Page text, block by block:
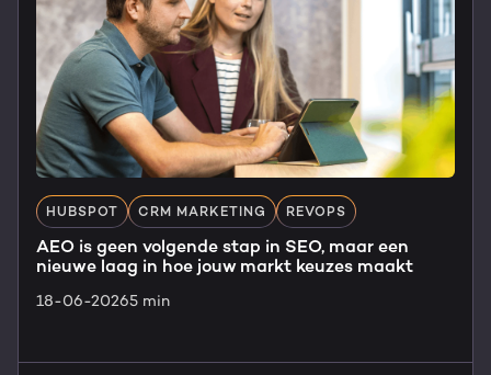
HUBSPOT CRM MARKETING REVOPS
AEO is geen volgende stap in SEO, maar een
nieuwe laag in hoe jouw markt keuzes maakt
18-06-20265 min